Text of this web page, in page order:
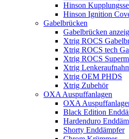
Hinson
Hinson Ignition
Gabelbrücken
Gabelbrücken
Xtrig ROCS
Xtrig ROCS tech
Xtrig ROCS
Xtrig
Xtrig OEM PHDS
Xtrig Zubehör
OXA Auspuffanlagen
OXA
Black Edition
Hardenduro
Shorty Enddämpfer